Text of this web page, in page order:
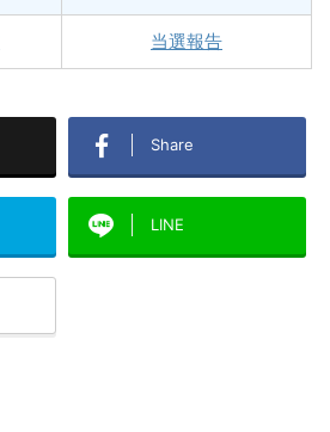
当選報告
Share
LINE